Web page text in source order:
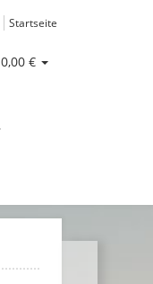
Startseite
0,00 €